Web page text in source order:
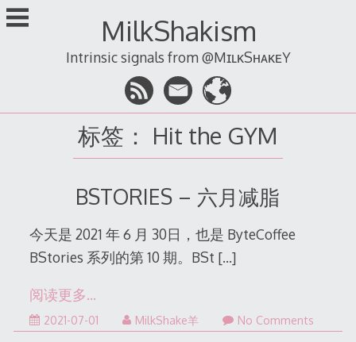
跳
至
MilkShakism
Intrinsic signals from @MɪʟᴋSʜᴀᴋᴇY
标签： Hit the GYM
BSTORIES – 六月减脂
今天是 2021 年 6 月 30日，也是 ByteCoffee
BStories 系列的第 10 期。BSt […]
阅读更多…
2021-07-012022-
MilkShake羊 No Comments